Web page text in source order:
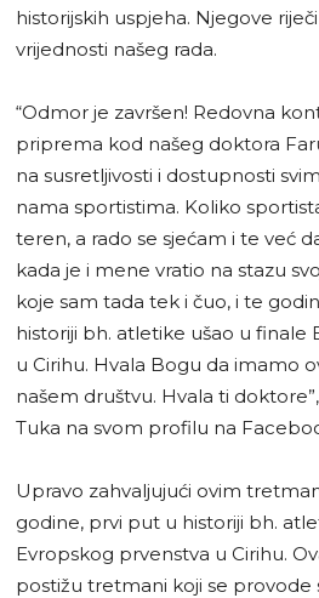
historijskih uspjeha. Njegove
vrijednosti našeg rada.
“Odmor je završen! Redovna
priprema kod našeg doktora
na susretljivosti i dostupnosti
nama sportistima. Koliko
teren, a rado se sjećam i te već
kada je i mene vratio na stazu
koje sam tada tek i čuo, i te
historiji bh. atletike ušao u finale
u Cirihu. Hvala Bogu da imamo
našem društvu. Hvala ti
Tuka na svom profilu na
Upravo zahvaljujući ovim
godine, prvi put u historiji bh.
Evropskog prvenstva u Cirihu.
postižu tretmani koji se provode